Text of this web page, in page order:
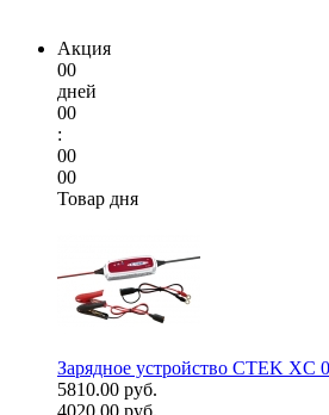
Акция
00
дней
00
:
00
00
Товар дня
Зарядное устройство CTEK XC
5810.00 руб.